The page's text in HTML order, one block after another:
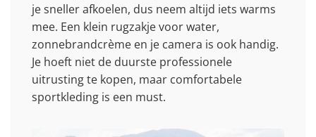
je sneller afkoelen, dus neem altijd iets warms
mee. Een klein rugzakje voor water,
zonnebrandcrème en je camera is ook handig.
Je hoeft niet de duurste professionele
uitrusting te kopen, maar comfortabele
sportkleding is een must.